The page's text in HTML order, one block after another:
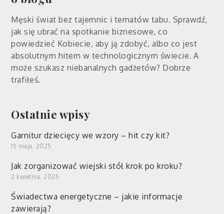
Męski świat bez tajemnic i tematów tabu. Sprawdź,
jak się ubrać na spotkanie biznesowe, co
powiedzieć Kobiecie, aby ją zdobyć, albo co jest
absolutnym hitem w technologicznym świecie. A
może szukasz niebanalnych gadżetów? Dobrze
trafiłeś.
Ostatnie wpisy
Garnitur dziecięcy we wzory – hit czy kit?
15 maja, 2025
Jak zorganizować wiejski stół krok po kroku?
2 kwietnia, 2025
Świadectwa energetyczne – jakie informacje
zawierają?